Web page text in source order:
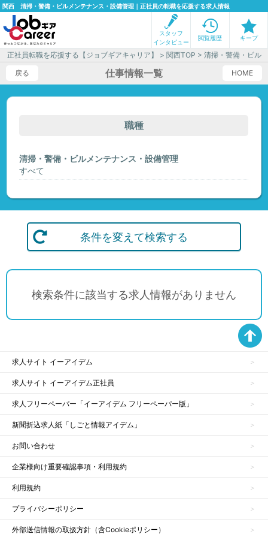
関西 清掃・警備・ビルメンテナンス・設備管理｜正社員の転職を応援する求人情報
スタッフ
インタビュー
閲覧履歴 キープ
正社員転職を応援する【ジョブギアキャリア】 >関西TOP > 清掃・警備・ビル
戻る
HOME
仕事情報一覧
職種
清掃・警備・ビルメンテナンス・設備管理
すべて
条件を変えて検索する
検索条件に該当する求人情報がありません
求人サイト イーアイデム
求人サイト イーアイデム正社員
求人フリーペーパー「イーアイデム フリーペーパー版」
新聞折込求人紙「しごと情報アイデム」
お問い合わせ
企業様向け重要確認事項・利用規約
利用規約
プライバシーポリシー
外部送信情報の取扱方針（含Cookieポリシー）